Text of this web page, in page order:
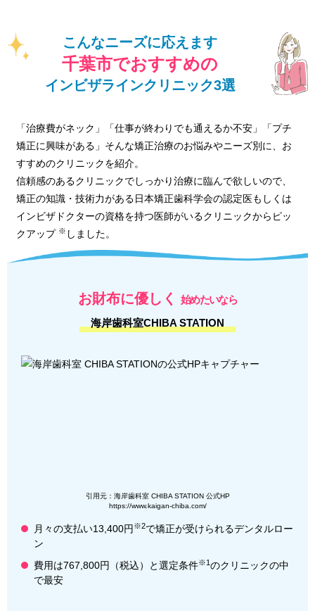
こんなニーズに応えます
千葉市でおすすめの
インビザラインクリニック3選
「治療費がネック」「仕事が終わりでも通えるか不安」「プチ
矯正に興味がある」そんな矯正治療のお悩みやニーズ別に、お
すすめのクリニックを紹介。
信頼感のあるクリニックでしっかり治療に臨んで欲しいので、
矯正の知識・技術力がある日本矯正歯科学会の認定医もしくは
インビザドクターの資格を持つ医師がいるクリニックからピッ
クアップ ※ しました。
お財布に優しく
始めたいなら
海岸歯科室CHIBA STATION
引用元：海岸歯科室 CHIBA STATION 公式HP
https://www.kaigan-chiba.com/
月々の支払い13,400円 ※2で矯正が受けられるデンタルロー
ン
費用は767,800円（税込）と選定条件※1のクリニックの中
で最安